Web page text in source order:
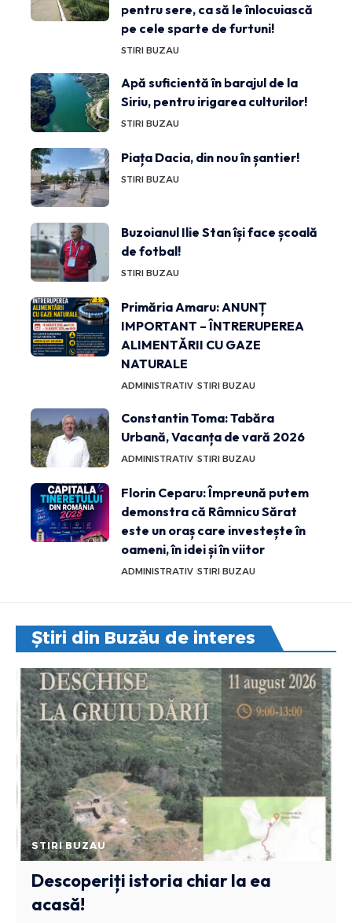
pentru sere, ca să le înlocuiască
pe cele sparte de furtuni!
STIRI BUZAU
Apă suficientă în barajul de la
Siriu, pentru irigarea culturilor!
STIRI BUZAU
Piața Dacia, din nou în șantier!
STIRI BUZAU
Buzoianul Ilie Stan își face școală
de fotbal!
STIRI BUZAU
Primăria Amaru: ANUNȚ
IMPORTANT – ÎNTRERUPEREA
ALIMENTĂRII CU GAZE
NATURALE
ADMINISTRATIV STIRI BUZAU
Constantin Toma: Tabăra
Urbană, Vacanța de vară 2026
ADMINISTRATIV STIRI BUZAU
Florin Ceparu: Împreună putem
demonstra că Râmnicu Sărat
este un oraș care investește în
oameni, în idei și în viitor
ADMINISTRATIV STIRI BUZAU
Știri din Buzău de interes
STIRI BUZAU
Descoperiți istoria chiar la ea
acasă!